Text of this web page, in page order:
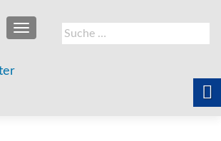
Suche
nach:
SCHALTE NAVIGATION